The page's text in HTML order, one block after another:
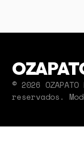
© 2026
reservados.